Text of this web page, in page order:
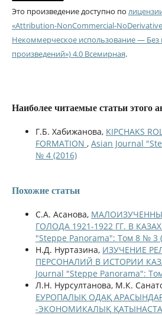
Это произведение доступно по
«Attribution-NonCommercial-
Некоммерческое использование — Без
произведений») 4.0 Всемирная.
Наиболее читаемые статьи этого
Г.Б. Хабижанова, KIPCHAKS
FORMATION , Asian Journal
№ 4 (2016)
Похожие статьи
С.А. Асанова,
ГОЛОДА 1921-1922 ГГ. В
"Steppe Panorama": Том 8 № 3
Н.Д. Нуртазина, ИЗУЧЕНИЕ
ПЕРСОНАЛИЙ В ИСТОРИИ
Journal "Steppe Panorama":
Л.Н. Нурсултанова, М.К.
ЕУРОПАЛЫҚ ОДАҚ
-ЭКОНОМИКАЛЫҚ